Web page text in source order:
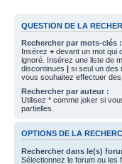
QUESTION DE LA
Rechercher par mots-clés :
Insérez + devant un mot qui
ignoré. Insérez une liste de
discontinues | si seul un des
vous souhaitez effectuer
Rechercher par auteur :
Utilisez * comme joker si
partielles.
OPTIONS DE LA
Rechercher dans le(s)
Sélectionnez le forum ou